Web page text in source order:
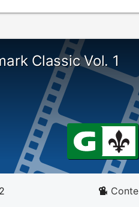
Classic Vol. 1
Conte